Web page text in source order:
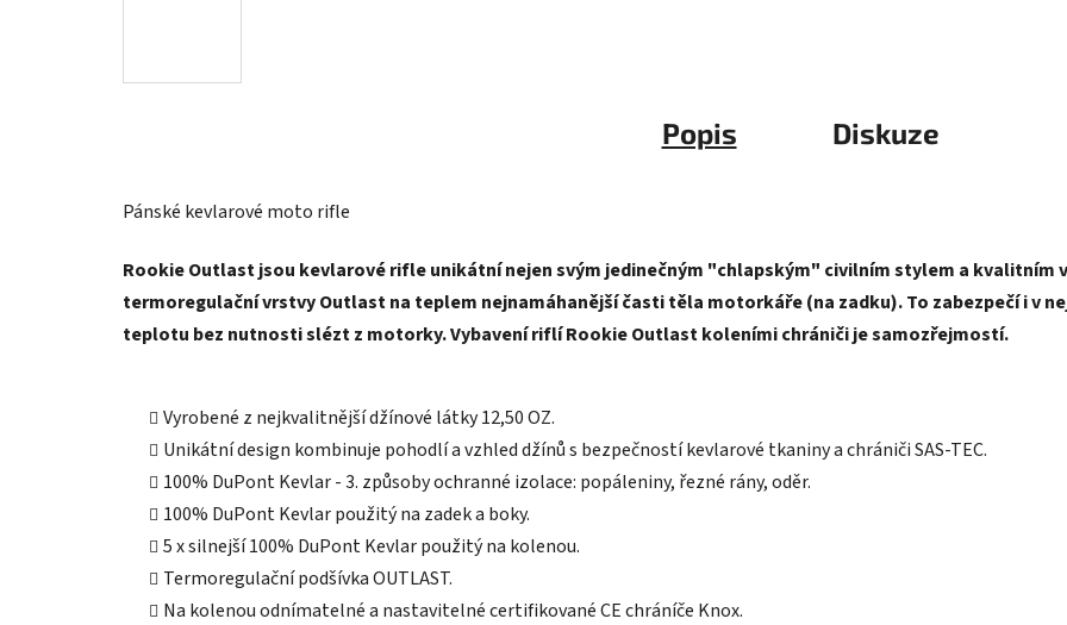
Popis Diskuze
Pánské kevlarové moto rifle
Rookie Outlast jsou kevlarové rifle unikátní nejen svým jedinečným "chlapským" civilním stylem a kvalitním
termoregulační vrstvy Outlast na teplem nejnamáhanější časti těla motorkáře (na zadku). To zabezpečí i v
teplotu bez nutnosti slézt z motorky. Vybavení riflí Rookie Outlast koleními chrániči je samozřejmostí.
Vyrobené z nejkvalitnější džínové látky 12,50 OZ.
Unikátní design kombinuje pohodlí a vzhled džínů s bezpečností kevlarové tkaniny a chrániči SAS-TEC.
100% DuPont Kevlar - 3. způsoby ochranné izolace: popáleniny, řezné rány, oděr.
100% DuPont Kevlar použitý na zadek a boky.
5 x silnejší 100% DuPont Kevlar použitý na kolenou.
Termoregulační podšívka OUTLAST.
Na kolenou odnímatelné a nastavitelné certifikované CE chráníče Knox.